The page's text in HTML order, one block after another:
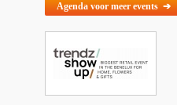
Agenda voor meer events ➔